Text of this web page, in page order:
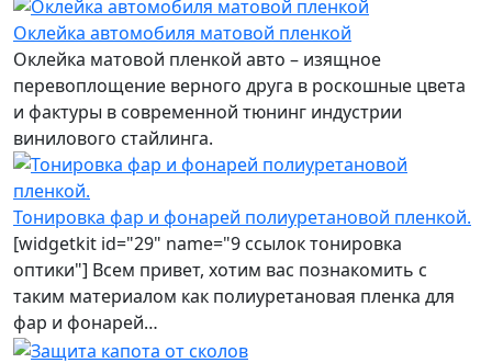
Оклейка автомобиля матовой пленкой
Оклейка матовой пленкой авто – изящное
перевоплощение верного друга в роскошные цвета
и фактуры в современной тюнинг индустрии
винилового стайлинга.
Тонировка фар и фонарей полиуретановой пленкой.
[widgetkit id="29" name="9 ссылок тонировка
оптики"] Всем привет, хотим вас познакомить с
таким материалом как полиуретановая пленка для
фар и фонарей…